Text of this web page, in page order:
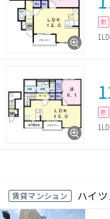
敷
敷
賃貸マンション ハイ